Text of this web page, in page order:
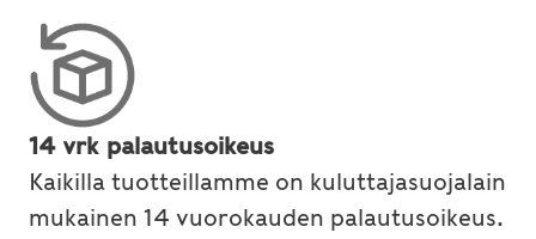
14 vrk palautusoikeus
Kaikilla tuotteillamme on kuluttajasuojalain
mukainen 14 vuorokauden palautusoikeus.